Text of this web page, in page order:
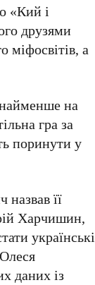
«Кий і
друзями
міфосвітів, а
на
гра за
поринути у
назвав її
Харчишин,
українські
Олеся
даних із